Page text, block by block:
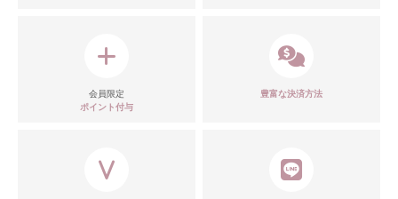
会員限定
ポイント付与
豊富な決済方法